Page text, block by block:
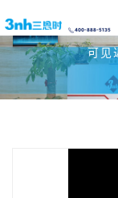
400-888-5135
可见